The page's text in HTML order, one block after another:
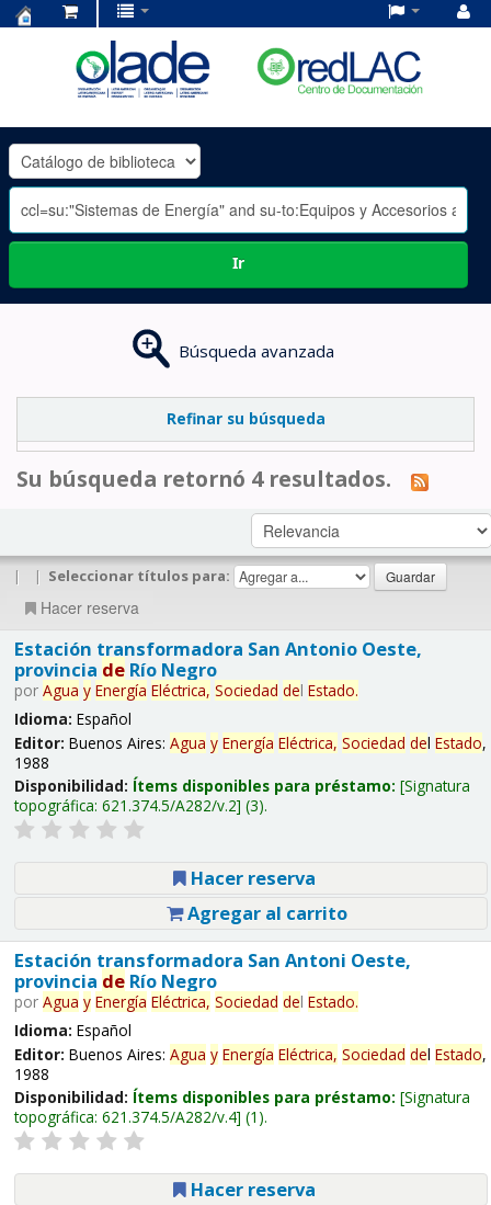
OLADE
-
Ir
Búsqueda avanzada
Refinar su búsqueda
Su búsqueda retornó 4 resultados.
| | Seleccionar títulos para:
Hacer reserva
Estación transformadora San Antonio Oeste,
provincia deRío Negro
por Agua y Energía Eléctrica, Sociedad del Estado.
Idioma: Español
Editor: Buenos Aires: Agua y Energía Eléctrica, Sociedad del Estado,
1988
Disponibilidad: Ítems disponibles para préstamo: Signatura
topográfica: 621.374.5/A282/v.2 (3).
Hacer reserva
Agregar al carrito
Estación transformadora San Antoni Oeste,
provincia deRío Negro
por Agua y Energía Eléctrica, Sociedad del Estado.
Idioma: Español
Editor: Buenos Aires: Agua y Energía Eléctrica, Sociedad del Estado,
1988
Disponibilidad: Ítems disponibles para préstamo: Signatura
topográfica: 621.374.5/A282/v.4 (1).
Hacer reserva